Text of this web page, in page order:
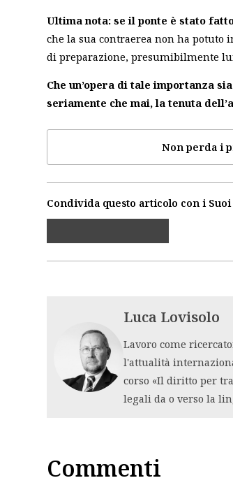
Ultima nota: se il ponte è stato
che la sua contraerea non ha potuto
di preparazione, presumibilmente
Che un’opera di tale importanza
seriamente che mai, la tenuta
Non perda i
Condivida questo articolo con i
Luca Lovisolo
Lavoro come
l'attualità
corso «Il diritto per
legali da o verso la
Commenti